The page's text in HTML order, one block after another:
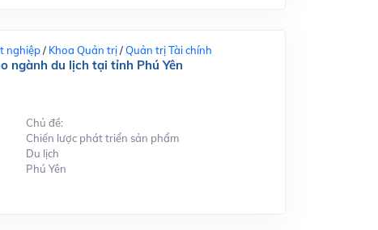
nghiệp/ Khoa Quản trị/Quản trị Tài chính
ngành du lịch tại tỉnh Phú Yên
Chủ đề:
Chiến lược phát triển sản phẩm
Du lịch
Phú Yên